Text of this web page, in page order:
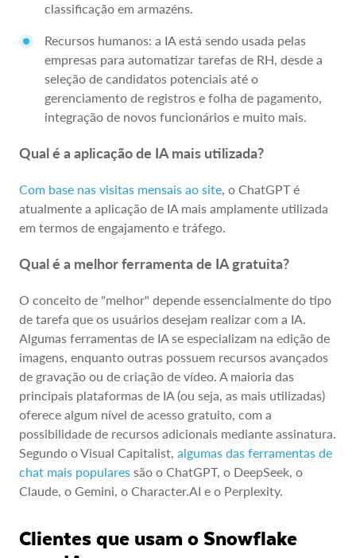
classificação em armazéns.
Recursos humanos: a IA está sendo usada pelas
empresas para automatizar tarefas de RH, desde a
seleção de candidatos potenciais até o
gerenciamento de registros e folha de pagamento,
integração de novos funcionários e muito mais.
Qual é a aplicação de IA mais utilizada?
Com base nas visitas mensais ao site, o ChatGPT é
atualmente a aplicação de IA mais amplamente utilizada
em termos de engajamento e tráfego.
Qual é a melhor ferramenta de IA gratuita?
O conceito de "melhor" depende essencialmente do tipo
de tarefa que os usuários desejam realizar com a IA.
Algumas ferramentas de IA se especializam na edição de
imagens, enquanto outras possuem recursos avançados
de gravação ou de criação de vídeo. A maioria das
principais plataformas de IA (ou seja, as mais utilizadas)
oferece algum nível de acesso gratuito, com a
possibilidade de recursos adicionais mediante assinatura.
Segundo o Visual Capitalist, algumas das ferramentas de
chat mais populares são o ChatGPT, o DeepSeek, o
Claude, o Gemini, o Character.AI e o Perplexity.
Clientes que usam o Snowflake